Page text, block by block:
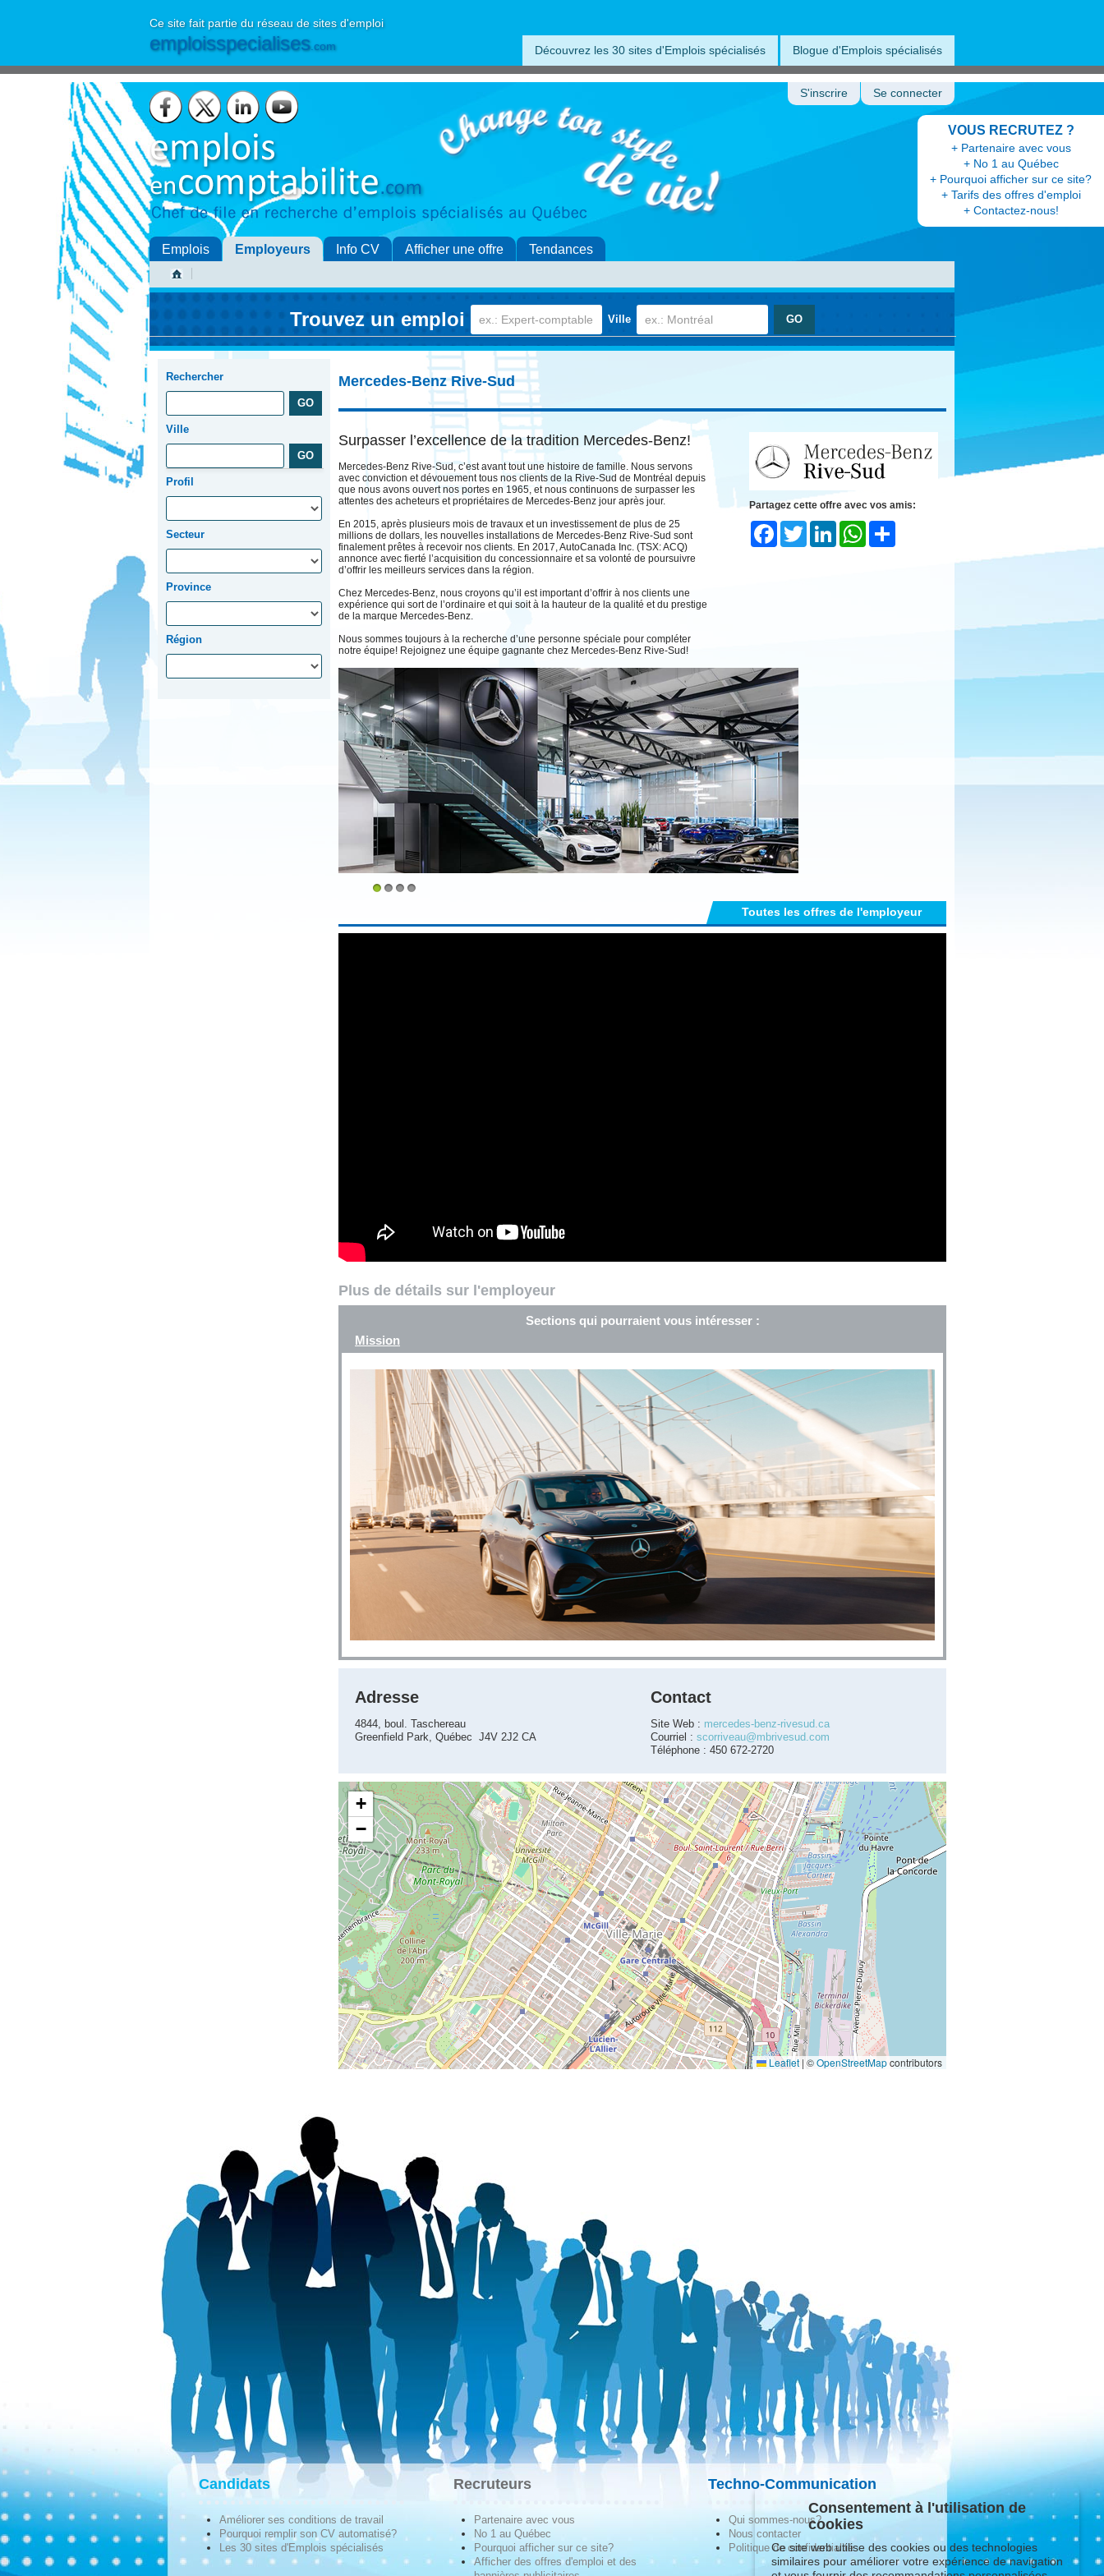
Ce site fait partie du réseau de sites d'emploi
emploisspecialises.com Découvrez les 30 sites d'Emplois spécialisés Blogue d'Emplois spécialisés
VOUS RECRUTEZ ?
+ Partenaire avec vous
+ No 1 au Québec
+ Pourquoi afficher sur ce site?
+ Tarifs des offres d'emploi
+ Contactez-nous!
S'inscrire Se connecter
Emplois Employeurs Info CV Afficher une offre Tendances
Trouvez un emploi Ville
Rechercher
Ville
Profil
Secteur
Province
Région
Mercedes-Benz Rive-Sud
Surpasser l’excellence de la tradition Mercedes-Benz!
Mercedes-Benz Rive-Sud, c’est avant tout une histoire de famille. Nous servons
avec conviction et dévouement tous nos clients de la Rive-Sud de Montréal depuis
que nous avons ouvert nos portes en 1965, et nous continuons de surpasser les
attentes des acheteurs et propriétaires de Mercedes-Benz jour après jour.
En 2015, après plusieurs mois de travaux et un investissement de plus de 25
millions de dollars, les nouvelles installations de Mercedes-Benz Rive-Sud sont
finalement prêtes à recevoir nos clients. En 2017, AutoCanada Inc. (TSX: ACQ)
annonce avec fierté l’acquisition du concessionnaire et sa volonté de poursuivre
d’offrir les meilleurs services dans la région.
Chez Mercedes-Benz, nous croyons qu’il est important d’offrir à nos clients une
expérience qui sort de l’ordinaire et qui soit à la hauteur de la qualité et du prestige
de la marque Mercedes-Benz.
Nous sommes toujours à la recherche d’une personne spéciale pour compléter
notre équipe! Rejoignez une équipe gagnante chez Mercedes-Benz Rive-Sud!
Partagez cette offre avec vos amis:
FacebookTwitter LinkedIn WhatsApp
Toutes les offres de l'employeur
Plus de détails sur l'employeur
Sections qui pourraient vous intéresser :
Mission
Adresse
4844, boul. Taschereau
Greenfield Park, Québec J4V 2J2 CA
Contact
Site Web : mercedes-benz-rivesud.ca
Courriel : scorriveau@mbrivesud.com
Téléphone : 450 672-2720
+
−
Leaflet | ©OpenStreetMapcontributors
Candidats
Améliorer ses conditions de travail
Pourquoi remplir son CV automatisé?
Les 30 sites d'Emplois spécialisés
Recruteurs
Partenaire avec vous
No 1 au Québec
Pourquoi afficher sur ce site?
Afficher des offres d'emploi et des
Techno-Communication
Qui sommes-nous?
Nous contacter
Politique de confidentialité
Consentement à l'utilisation de
cookies
Ce site web utilise des cookies ou des technologies
similaires pour améliorer votre expérience de navigation